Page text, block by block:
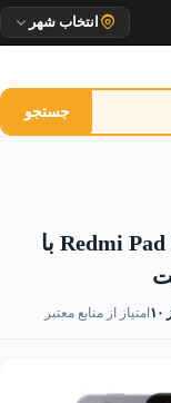
انتخاب شهر
جستجو
تبلت ۱۱ اینچ شیائومی مدل Redmi Pad ۲ Wi-Fi با
امتیاز از منابع معتبر